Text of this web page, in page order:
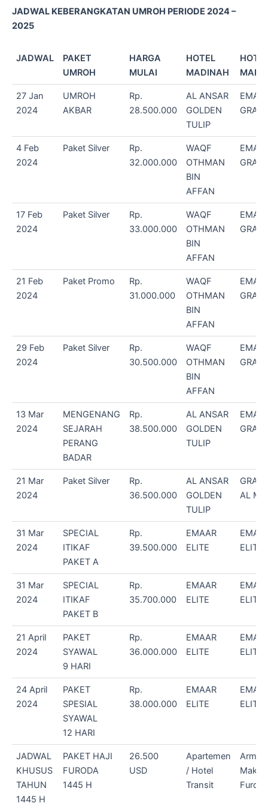
JADWAL KEBERANGKATAN UMROH PERIODE 2024 –
2025
JADWAL
PAKET
UMROH
HARGA
MULAI
HOTEL
MADINAH
27 Jan
2024
UMROH
AKBAR
Rp.
28.500.000
AL ANSAR
GOLDEN
TULIP
4 Feb
2024
Paket Silver
Rp.
32.000.000
WAQF
OTHMAN
BIN
AFFAN
17 Feb
2024
Paket Silver
Rp.
33.000.000
WAQF
OTHMAN
BIN
AFFAN
21 Feb
2024
Paket Promo
Rp.
31.000.000
WAQF
OTHMAN
BIN
AFFAN
29 Feb
2024
Paket Silver
Rp.
30.500.000
WAQF
OTHMAN
BIN
AFFAN
13 Mar
2024
MENGENANG
SEJARAH
PERANG
BADAR
Rp.
38.500.000
AL ANSAR
GOLDEN
TULIP
21 Mar
2024
Paket Silver
Rp.
36.500.000
AL ANSAR
GOLDEN
TULIP
AL
31 Mar
2024
SPECIAL
ITIKAF
PAKET A
Rp.
39.500.000
EMAAR
ELITE
ELITE
31 Mar
2024
SPECIAL
ITIKAF
PAKET B
Rp.
35.700.000
EMAAR
ELITE
ELITE
21 April
2024
PAKET
SYAWAL
9 HARI
Rp.
36.000.000
EMAAR
ELITE
ELITE
24 April
2024
PAKET
SPESIAL
SYAWAL
12 HARI
Rp.
38.000.000
EMAAR
ELITE
ELITE
JADWAL
KHUSUS
TAHUN
1445 H
PAKET HAJI
FURODA
1445 H
26.500
USD
Apartemen
/ Hotel
Transit